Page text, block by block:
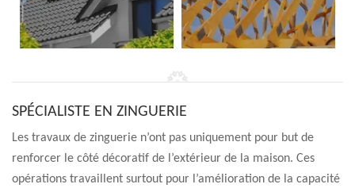
SPÉCIALISTE EN ZINGUERIE
Les travaux de zinguerie n’ont pas uniquement pour but de
renforcer le côté décoratif de l’extérieur de la maison. Ces
opérations travaillent surtout pour l’amélioration de la capacité